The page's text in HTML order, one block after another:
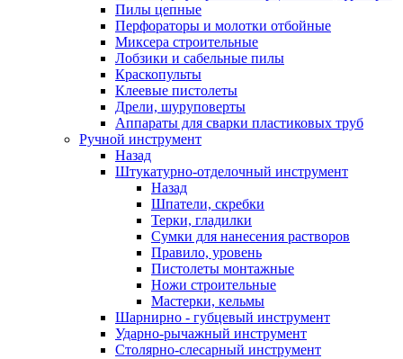
Пилы цепные
Перфораторы и молотки отбойные
Миксера строительные
Лобзики и сабельные пилы
Краскопульты
Клеевые пистолеты
Дрели, шуруповерты
Аппараты для сварки пластиковых труб
Ручной инструмент
Назад
Штукатурно-отделочный инструмент
Назад
Шпатели, скребки
Терки, гладилки
Сумки для нанесения растворов
Правило, уровень
Пистолеты монтажные
Ножи строительные
Мастерки, кельмы
Шарнирно - губцевый инструмент
Ударно-рычажный инструмент
Столярно-слесарный инструмент